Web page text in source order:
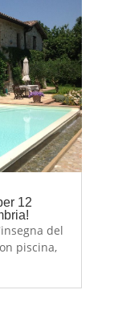
12
del
piscina,
posti